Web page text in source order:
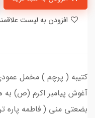
کتیبه ( پرچم ) مخمل
آغوش پیامبر اکرم (ص) به
بضعتی منی ( فاطمه پاره